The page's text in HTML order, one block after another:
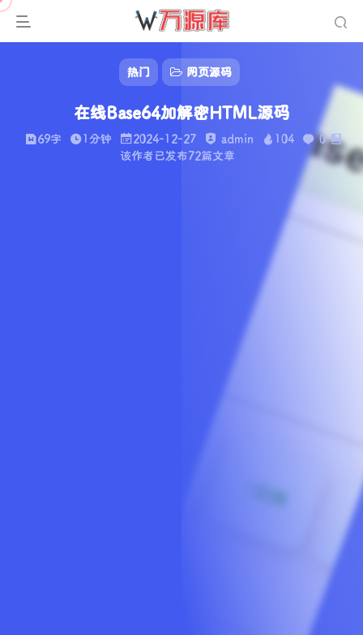
热门 网页源码
在线Base64加解密HTML源码
69字 1分钟 2024-12-27 admin 104
0
该作者已发布72篇文章